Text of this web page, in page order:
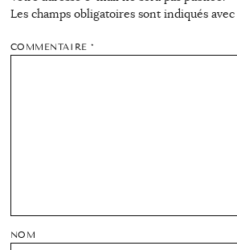
Les champs obligatoires sont indiqués avec
COMMENTAIRE*
NOM